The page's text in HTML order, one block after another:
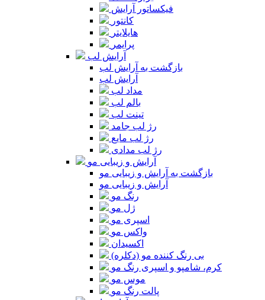
فیکساتور آرایش
کانتور
هایلایتر
پرایمر
آرایش لب
بازگشت به آرایش لب
آرایش لب
مداد لب
بالم لب
تینت لب
رژ لب جامد
رژ لب مایع
رژ لب مدادی
آرایش و زیبایی مو
بازگشت به آرایش و زیبایی مو
آرایش و زیبایی مو
رنگ مو
ژل مو
اسپری مو
واکس مو
اکسیدان
بی رنگ کننده مو (دکلره)
کرم، شامپو و اسپری رنگ مو
موس مو
پالت رنگ مو